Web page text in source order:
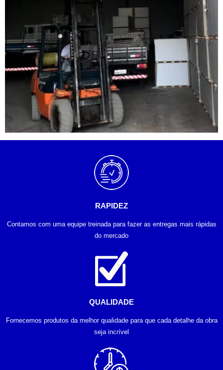
RAPIDEZ
Contamos com uma equipe treinada para fazer as entregas mais rápidas
do mercado
QUALIDADE
Fornecemos produtos da melhor qualidade para que cada detalhe da obra
seja incrível